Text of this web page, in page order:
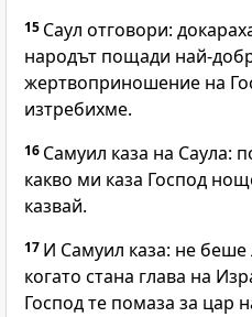
15 Саул отговори:
народът пощади най-
жертвоприношение на
изтребихме.
16 Самуил каза на Саула:
какво ми каза Господ
казвай.
17 И Самуил каза: не беше
когато стана глава на
Господ те помаза за цар